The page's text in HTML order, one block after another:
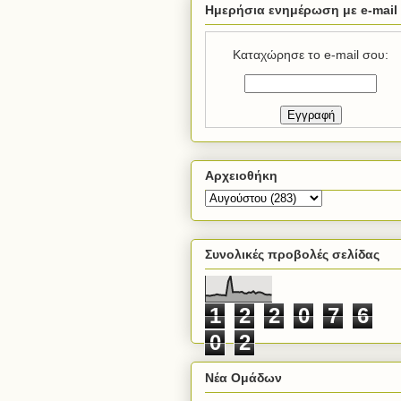
Ημερήσια ενημέρωση με e-mail
Καταχώρησε το e-mail σου:
Αρχειοθήκη
Συνολικές προβολές σελίδας
1 2 2 0 7
6
0
2
Νέα Ομάδων